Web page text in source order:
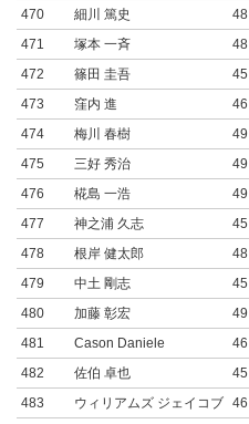
470
細川 篤史 48
471
塚本 一斉 48
472
篠田 圭吾 45
473
窪内 進 46
474
梅川 春樹 49
475
三好 秀治 49
476
椛島 一浩 49
477
神之浦 久志 45
478
根岸 健太郎 48
479
中土 剛志 45
480
加藤 彰宏 49
481
Cason Daniele 46
482
佐伯 卓也 45
483
ウィリアムズ ジェイコブ 46